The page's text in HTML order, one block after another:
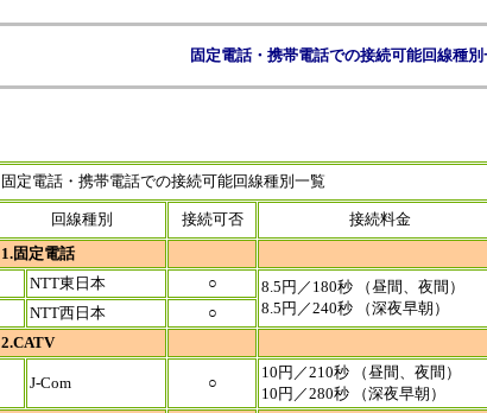
固定電話・携帯電話での接続可能回線種別
固定電話・携帯電話での接続可能回線種別一覧
回線種別 接続可否 接続料金
1.固定電話
NTT東日本
○
8.5円／180秒 （昼間、夜間）
8.5円／240秒 （深夜早朝）
NTT西日本
○
2.CATV
J-Com ○
10円／210秒 （昼間、夜間）
10円／280秒 （深夜早朝）